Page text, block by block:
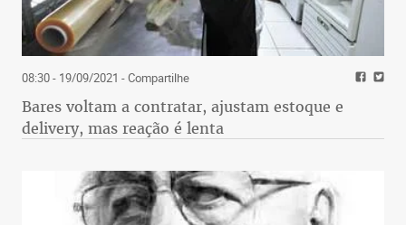
08:30 - 19/09/2021 - Compartilhe
Bares voltam a contratar, ajustam estoque e
delivery, mas reação é lenta